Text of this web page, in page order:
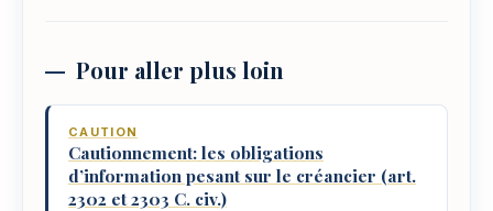
Pour aller plus loin
CAUTION
Cautionnement: les obligations
d’information pesant sur le créancier (art.
2302 et 2303 C. civ.)